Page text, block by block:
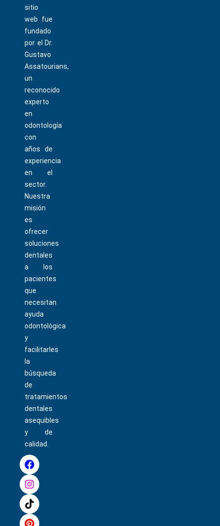
sitio
web fue
fundado
por el Dr.
Gustavo
Assatourians,
un
reconocido
experto
en
odontología
con
años de
experiencia
en el
sector.
Nuestra
misión
es
ofrecer
soluciones
dentales
a los
pacientes
que
necesitan
ayuda
odontológica
y
facilitarles
la
búsqueda
de
tratamientos
dentales
asequibles
y de
calidad.
F
a
c
e
b
o
o
I
n
s
t
a
g
r
T
i
k
t
o
k
P
i
n
t
e
r
e